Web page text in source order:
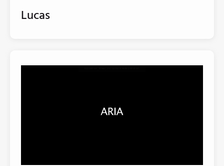
Lucas